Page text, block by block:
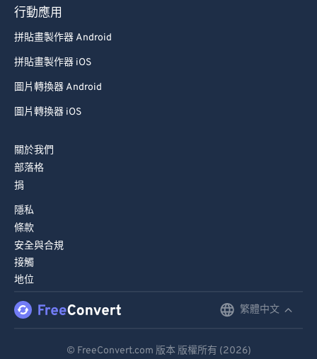
行動應用
拼貼畫製作器 Android
拼貼畫製作器 iOS
圖片轉換器 Android
圖片轉換器 iOS
關於我們
部落格
捐
隱私
條款
安全與合規
接觸
地位
繁體中文
© FreeConvert.com 版本 版權所有 (2026)